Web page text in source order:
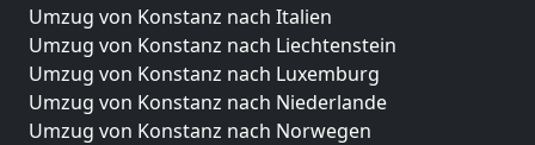
Umzug von Konstanz nach Italien
Umzug von Konstanz nach Liechtenstein
Umzug von Konstanz nach Luxemburg
Umzug von Konstanz nach Niederlande
Umzug von Konstanz nach Norwegen